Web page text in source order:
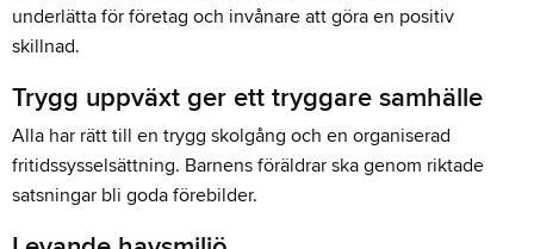
underlätta för företag och invånare att göra en positiv
skillnad.
Trygg uppväxt ger ett tryggare samhälle
Alla har rätt till en trygg skolgång och en organiserad
fritidssysselsättning. Barnens föräldrar ska genom riktade
satsningar bli goda förebilder.